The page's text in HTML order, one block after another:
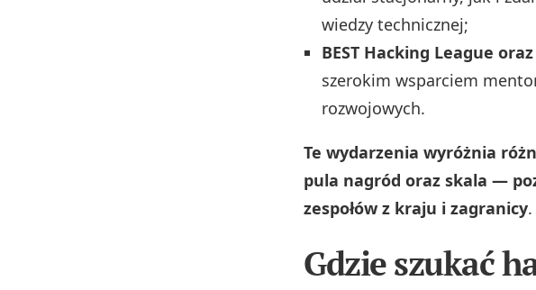
wiedzy technicznej;
BEST Hacking League
szerokim wsparciem
rozwojowych.
Te wydarzenia wyróżnia
pula nagród oraz skala —
zespołów z kraju i zagranicy.
Gdzie szukać